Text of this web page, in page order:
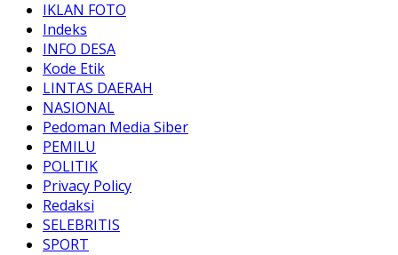
IKLAN FOTO
Indeks
INFO DESA
Kode Etik
LINTAS DAERAH
NASIONAL
Pedoman Media Siber
PEMILU
POLITIK
Privacy Policy
Redaksi
SELEBRITIS
SPORT